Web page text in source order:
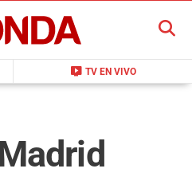
live_tv TV EN VIVO
BUSCAR